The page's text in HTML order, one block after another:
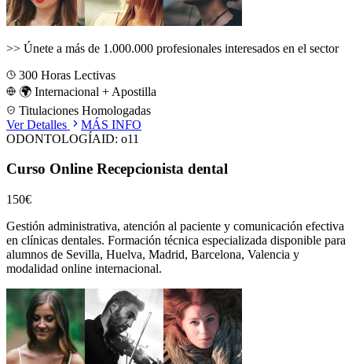
>> Únete a más de 1.000.000 profesionales interesados en el sector
300 Horas Lectivas
🌍 Internacional + Apostilla
Titulaciones Homologadas
Ver Detalles
MÁS INFO
ODONTOLOGÍAID: o11
Curso Online Recepcionista dental
150€
Gestión administrativa, atención al paciente y comunicación efectiva
en clínicas dentales. Formación técnica especializada disponible para
alumnos de Sevilla, Huelva, Madrid, Barcelona, Valencia y
modalidad online internacional.